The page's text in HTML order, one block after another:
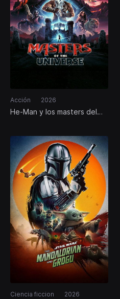
Acción 2026
He-Man y los masters del
Ciencia ficcion 2026